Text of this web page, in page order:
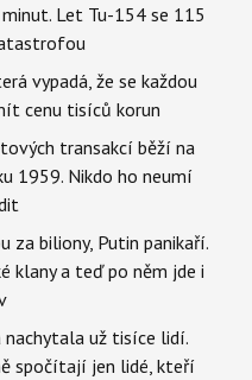
Let Tu-154 se 115
vypadá, že se každou
cenu tisíců korun
transakcí běží na
1959. Nikdo ho neumí
za biliony, Putin panikaří.
klany a teď po něm jde i
už tisíce lidí.
spočítají jen lidé, kteří